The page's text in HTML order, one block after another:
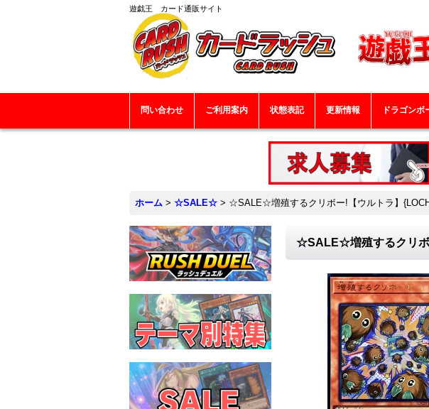
遊戯王 カード通販サイト
問い合わせ ご利用案内 状態表記 更新情報 ドラゴンボ
ホーム > ☆SALE☆ > ☆SALE☆増殖するクリボー!【ウルトラ】
☆SALE☆増殖するクリボ